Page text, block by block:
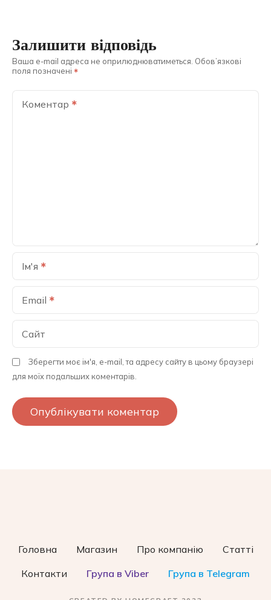
Залишити відповідь
Ваша e-mail адреса не оприлюднюватиметься. Обов’язкові
поля позначені
Коментар
Ім'я
Email
Сайт
Зберегти моє ім'я, e-mail, та адресу сайту в цьому браузері
для моїх подальших коментарів.
Головна Магазин Про компанію
Статті
Контакти
Група в Viber Група в Telegram